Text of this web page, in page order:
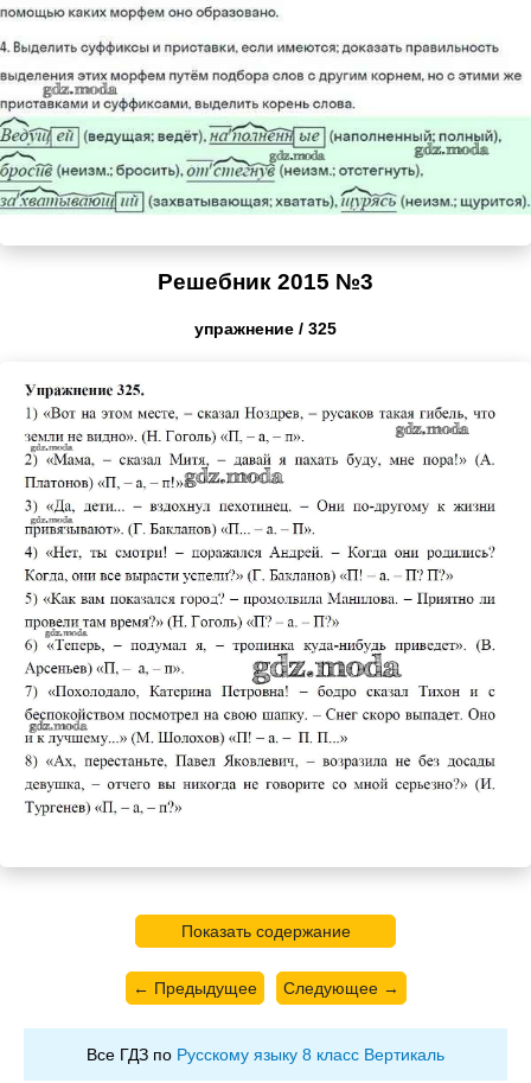
Решебник 2015 №3
упражнение / 325
Показать содержание
← Предыдущее Следующее →
Все ГДЗ по Русскому языку 8 класс Вертикаль